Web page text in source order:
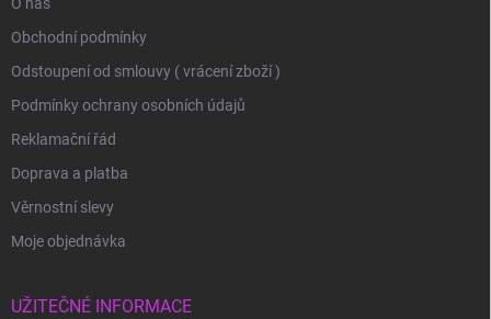
O nás
Obchodní podmínky
Odstoupení od smlouvy ( vrácení zboží )
Podmínky ochrany osobních údajů
Reklamační řád
Doprava a platba
Věrnostní slevy
Moje objednávka
UŽITEČNÉ INFORMACE